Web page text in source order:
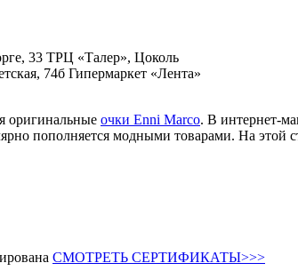
33 ТРЦ «Талер», Цоколь
74б Гипермаркет «Лента»
оригинальные очки Enni Marco. В интернет-
пополняется модными товарами. На
СМОТРЕТЬ СЕРТИФИКАТЫ>>>